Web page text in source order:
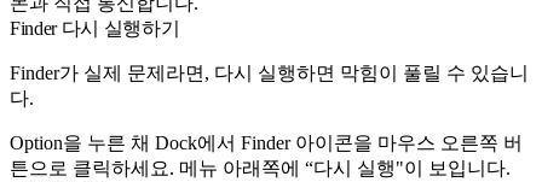
Finder 다시 실행하기
Finder가 실제 문제라면, 다시 실행하면 막힘이 풀릴 수 있습니
다.
Option을 누른 채 Dock에서 Finder 아이콘을 마우스 오른쪽 버
튼으로 클릭하세요. 메뉴 아래쪽에 “다시 실행"이 보입니다.